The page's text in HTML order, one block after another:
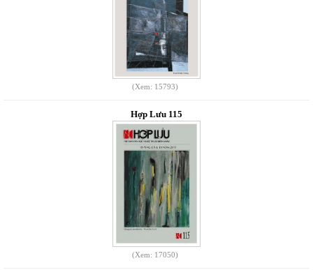
(Xem: 15793)
Hợp Lưu 115
(Xem: 17050)